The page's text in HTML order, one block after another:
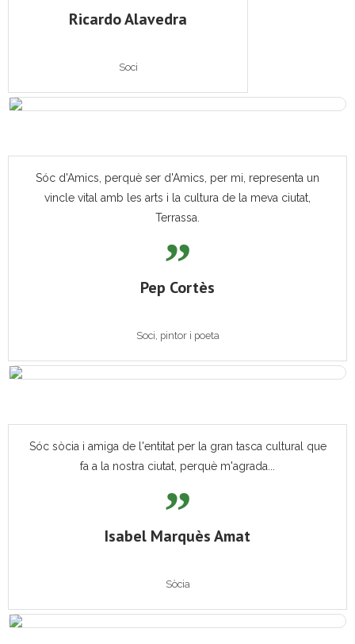
Ricardo Alavedra
Soci
Sóc d'Amics, perquè ser d'Amics, per mi, representa un
vincle vital amb les arts i la cultura de la meva ciutat,
Terrassa.
Pep Cortès
Soci, pintor i poeta
Sóc sòcia i amiga de l'entitat per la gran tasca cultural que
fa a la nostra ciutat, perquè m'agrada...
Isabel Marquès Amat
Sòcia